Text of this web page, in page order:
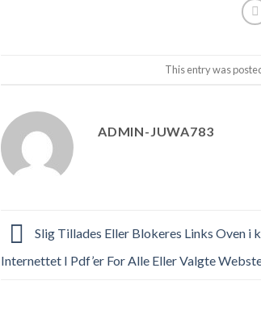
This entry was
ADMIN-JUWA783
Slig Tillades Eller Blokeres Links Oven i
Internettet I Pdf’er For Alle Eller Valgte